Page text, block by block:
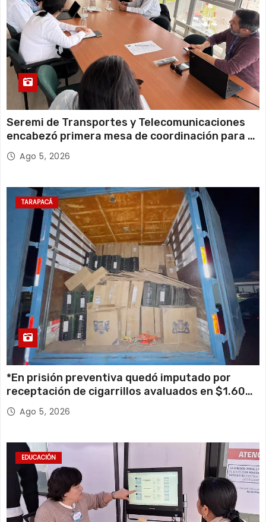
Seremi de Transportes y Telecomunicaciones
encabezó primera mesa de coordinación para el
retiro de cables en desuso en Iquique
Ago 5, 2026
TARAPACÁ
*En prisión preventiva quedó imputado por
receptación de cigarrillos avaluados en $1.600
millones*
Ago 5, 2026
EDUCACIÓN